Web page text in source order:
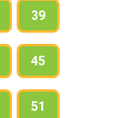
39
45
51